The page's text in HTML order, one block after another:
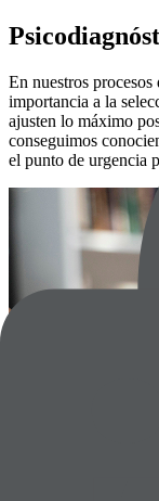
En nuestros
importancia a la
ajusten lo máximo
conseguimos
el punto de urgencia